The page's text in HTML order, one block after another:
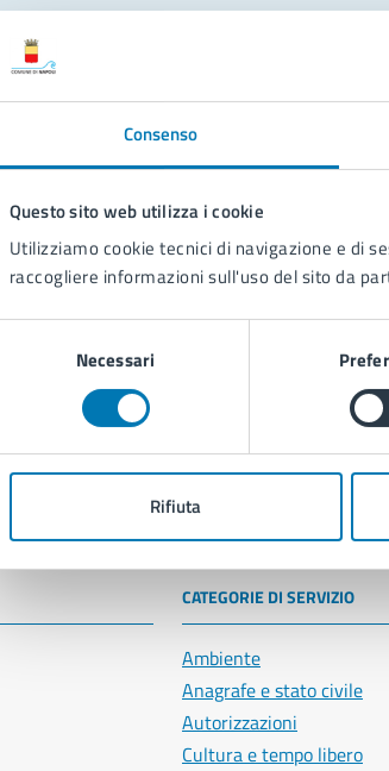
Consenso
Questo sito web utilizza i cookie
Utilizziamo cookie tecnici di navigazione e di
raccogliere informazioni sull'uso del sito da
Necessari
Rifiuta
Problemi in
Segnala disservizio
Comune di Napoli
CATEGORIE DI SERVIZIO
Ambiente
Anagrafe e stato civile
Autorizzazioni
Cultura e tempo libero